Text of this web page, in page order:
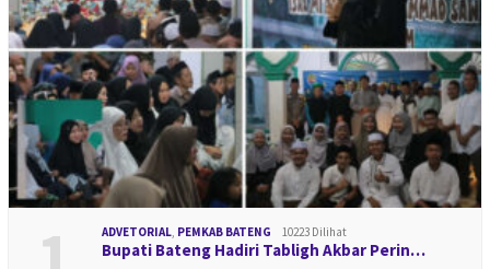
ADVETORIAL, PEMKAB BATENG 10223 Dilihat
Bupati Bateng Hadiri Tabligh Akbar Perin…